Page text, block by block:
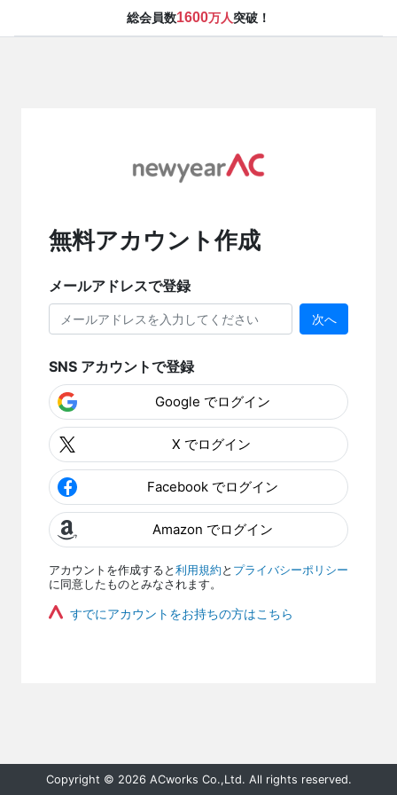
総会員数1600万人突破！
無料アカウント作成
メールアドレスで登録
次へ
SNS アカウントで登録
Google でログイン
X でログイン
Facebook でログイン
Amazon でログイン
アカウントを作成すると 利用規約 と プライバシーポリシー
に同意したものとみなされます。
すでにアカウントをお持ちの方はこちら
Copyright © 2026 ACworks Co.,Ltd. All rights reserved.